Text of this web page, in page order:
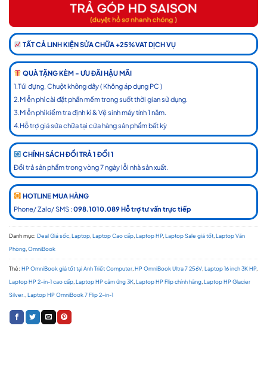
TẤT CẢ LINH KIỆN SỬA CHỮA +25%VAT DỊCH VỤ
QUÀ TẶNG KÈM - ƯU ĐÃI HẬU MÃI
1.Túi đựng, Chuột không dây ( Không áp dụng PC )
2.Miễn phí cài đặt phần mềm trong suốt thời gian sử dụng.
3.Miễn phí kiểm tra định kì & Vệ sinh máy tính 1 năm.
4.Hỗ trợ giá sửa chữa tại cửa hàng sản phẩm bất kỳ
CHÍNH SÁCH ĐỔI TRẢ 1 ĐỔI 1
Đổi trả sản phẩm trong vòng 7 ngày lỗi nhà sản xuất.
HOTLINE MUA HÀNG
Phone/ Zalo/ SMS : 098.1010.089 Hỗ trợ tư vấn trực tiếp
Danh mục: Deal Giá sốc Laptop Laptop Cao cấp Laptop HP, Laptop Sale giá tốt Laptop Văn
Phòng OmniBook
Thẻ: HP OmniBook giá tốt tại Anh Triết Computer HP OmniBook Ultra 7 256V Laptop 16 inch 3K HP,
Laptop HP 2-in-1 cao cấp Laptop HP cảm ứng 3K Laptop HP Flip chính hãng Laptop HP Glacier
Silver.
Laptop HP OmniBook 7 Flip 2-in-1